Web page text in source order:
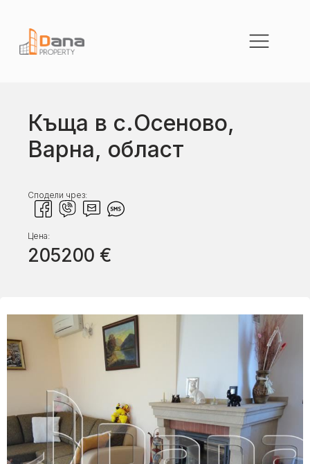
Къща в с.Осеново,
Варна, област
Сподели чрез:
Цена:
205200 €